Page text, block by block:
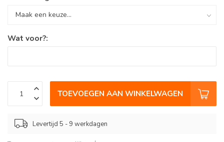
Wat voor?:
TOEVOEGEN AAN WINKELWAGEN
Levertijd 5 - 9 werkdagen